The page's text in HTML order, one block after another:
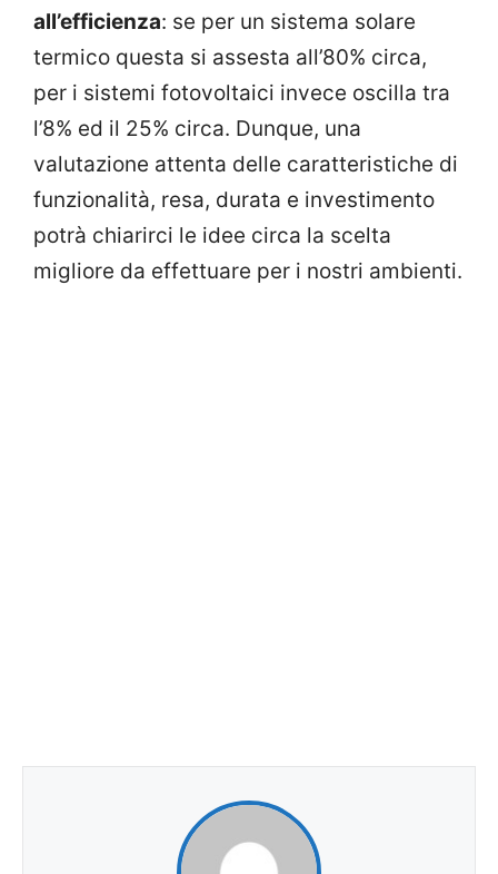
all’efficienza: se per un sistema solare
termico questa si assesta all’80% circa,
per i sistemi fotovoltaici invece oscilla tra
l’8% ed il 25% circa. Dunque, una
valutazione attenta delle caratteristiche di
funzionalità, resa, durata e investimento
potrà chiarirci le idee circa la scelta
migliore da effettuare per i nostri ambienti.